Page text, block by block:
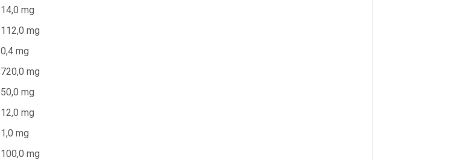
14,0 mg
112,0 mg
0,4 mg
720,0 mg
50,0 mg
12,0 mg
1,0 mg
100,0 mg